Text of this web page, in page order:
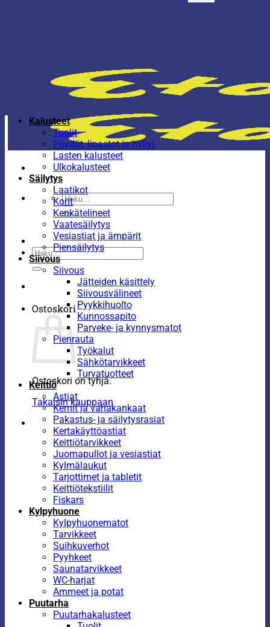
Etsi:
Etsi:
Ostoskori
Ostoskori on tyhjä.
Takaisin kauppaan
Kalusteet
Tuolit
Pöydät, lipastot ja hyllyt
Lasten kalusteet
Ulkokalusteet
Säilytys
Laatikot
Korit
Kenkätelineet
Vaatesäilytys
Vesiastiat ja ämpärit
Piensäilytys
Siivous
Siivous
Jätteiden käsittely
Siivousvälineet
Pyykkihuolto
Kunnossapito
Parveke- ja kynnysmatot
Pienrauta
Työkalut
Sähkötarvikkeet
Turvatuotteet
Keittiö
Astiat
Kernit ja vahakankaat
Pakastus- ja säilytysrasiat
Kertakäyttöastiat
Keittiötarvikkeet
Juomapullot ja vesiastiat
Kylmälaukut
Tarjottimet ja tabletit
Keittiötekstiilit
Fiskars
Kylpyhuone
Kylpyhuonematot
Tarvikkeet
Suihkuverhot
Pyyhkeet
Saunatarvikkeet
WC-harjat
Ammeet ja potat
Puutarha
Puutarhakalusteet